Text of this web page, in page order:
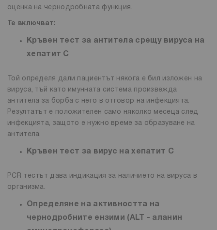
оценка на чернодробната функция.
Те включват:
Кръвен тест за антитела срещу вируса на
хепатит C
Той определя дали пациентът някога е бил изложен на
вируса, тъй като имунната система произвежда
антитела за борба с него в отговор на инфекцията.
Резултатът е положителен само няколко месеца след
инфекцията, защото е нужно време за образуване на
антитела.
Кръвен тест за вирус на хепатит C
PCR тестът дава индикация за наличието на вируса в
организма.
Определяне на активността на
чернодробните ензими (ALT - аланин